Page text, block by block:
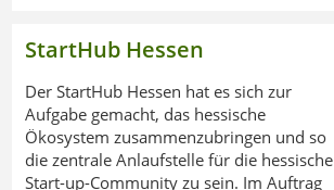
StartHub Hessen
Der StartHub Hessen hat es sich zur
Aufgabe gemacht, das hessische
Ökosystem zusammenzubringen und so
die zentrale Anlaufstelle für die hessische
Start-up-Community zu sein. Im Auftrag